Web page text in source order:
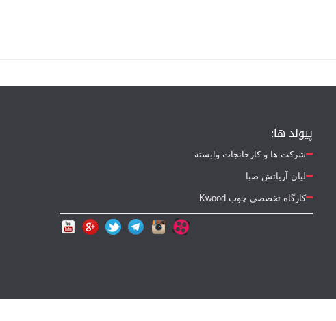
پیوند ها:
شرکت ها و کارخانجات وابسته
لیان آریاتش صبا
کارگاه تخصصی چوب Kwood